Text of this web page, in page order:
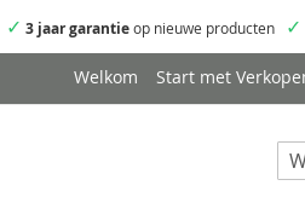
✓ 3 jaar garantieop nieuwe producten ✓
Welkom Start met